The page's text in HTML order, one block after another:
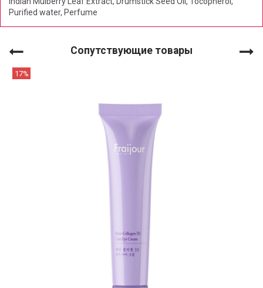
Purified water, Perfume
Сопутствующие товары
17%